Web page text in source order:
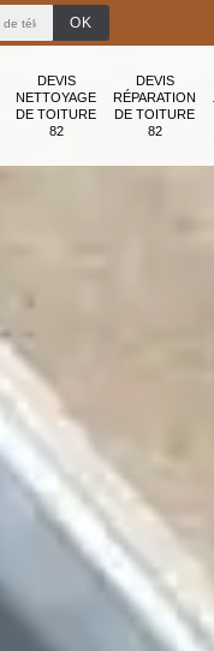
DEVIS
NETTOYAGE
DE TOITURE
82
DEVIS
RÉPARATION
DE TOITURE
82